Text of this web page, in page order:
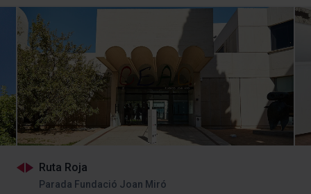
Ruta Roja
Parada Fundació Joan Miró